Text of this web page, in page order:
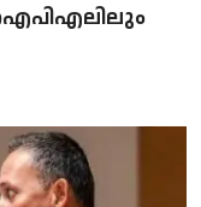
ഐപിഎലിലും